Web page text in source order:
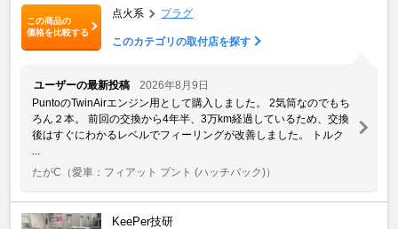
この商品の
価格を比較する
点火系 プラグ
このカテゴリの取付店を探す
ユーザーの最新投稿
2026年8月9日
PuntoのTwinAirエンジン用として購入しました。 2気筒なのでもち
ろん２本。 前回の交換から4年半、3万km経過しているため、交換
後はすぐにわかるレベルでフィーリングが改善しました。 トルク
たがC （愛車：フィアット プント (ハッチバック)）
KeePer技研